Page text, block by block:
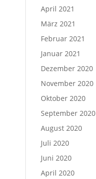
April 2021
März 2021
Februar 2021
Januar 2021
Dezember 2020
November 2020
Oktober 2020
September 2020
August 2020
Juli 2020
Juni 2020
April 2020